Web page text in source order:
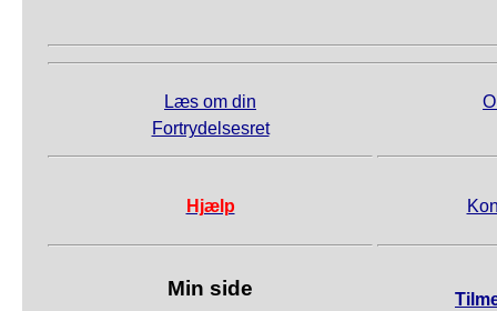
Læs om din
Fortrydelsesret
Hjælp
Min side